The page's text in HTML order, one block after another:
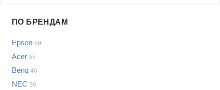
Samsung
LG
Sony
Bosch
ПО БРЕНДАМ
Epson 99
Acer 55
Benq 46
NEC 36